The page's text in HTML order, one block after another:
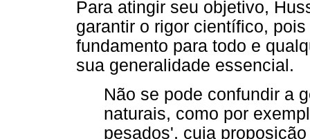
Para atingir seu objetivo,
garantir o rigor científico,
fundamento para todo e
sua generalidade essencial.
Não se pode confundir a
naturais, como por
pesados', cuja